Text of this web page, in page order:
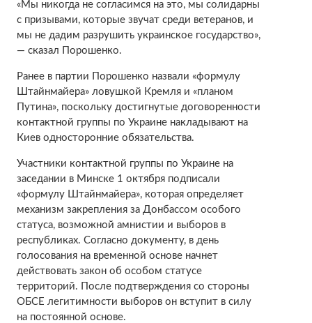
«Мы никогда не согласимся на это, мы солидарны
с призывами, которые звучат среди ветеранов, и
мы не дадим разрушить украинское государство»,
— сказал Порошенко.
Ранее в партии Порошенко назвали «формулу
Штайнмайера» ловушкой Кремля и «планом
Путина», поскольку достигнутые договоренности
контактной группы по Украине накладывают на
Киев односторонние обязательства.
Участники контактной группы по Украине на
заседании в Минске 1 октября подписали
«формулу Штайнмайера», которая определяет
механизм закрепления за Донбассом особого
статуса, возможной амнистии и выборов в
республиках. Согласно документу, в день
голосования на временной основе начнет
действовать закон об особом статусе
территорий. После подтверждения со стороны
ОБСЕ легитимности выборов он вступит в силу
на постоянной основе.